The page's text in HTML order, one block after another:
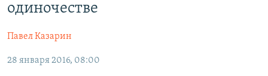
главной
ВернутсяИНТЕРАКТИВ
ИНФОГРАФИКА
РАДІО СВОБОДА
КАК ОБОЙТИ БЛОКИРОВКУ
одиночестве
Павел Казарин
28 января 2016, 08:00